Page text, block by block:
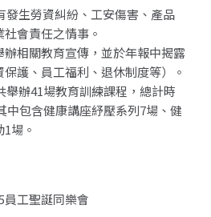
發生勞資糾紛、工安傷害、產品
會責任之情事。
辦相關教育宣傳，並於年報中揭露
護、員工福利、退休制度等）。
舉辦41場教育訓練課程，總計時
中包含健康講座紓壓系列7場、健
場。
員工聖誕同樂會